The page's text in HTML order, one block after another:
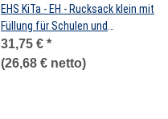
EHS KiTa - EH - Rucksack klein mit
Füllung für Schulen und
Kindergärten
31,75 € *
(26,68 € netto)